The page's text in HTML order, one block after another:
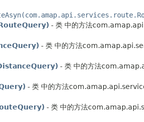
- 类 中的方法
- 类 中的方法
- 类 中的方法
- 类 中的方法
- 类 中的方法